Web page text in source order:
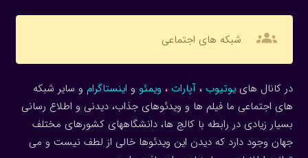
groups شبکه های اجتماعی
در کانال هاییوتیوب ، آپارات ، ویمئو و اینستاگرام و سایر شبکه
های اجتماعی ما فیلم ها و ویدئوهای جذاب، دیدنی و اطلاع رسانی
بسیار زیادی در رابطه با کالج ها، دانشگاههای کشورهای مختلف
جهان وجود دارد که دیدن این ویدئوها خالی از لطف نیست و می